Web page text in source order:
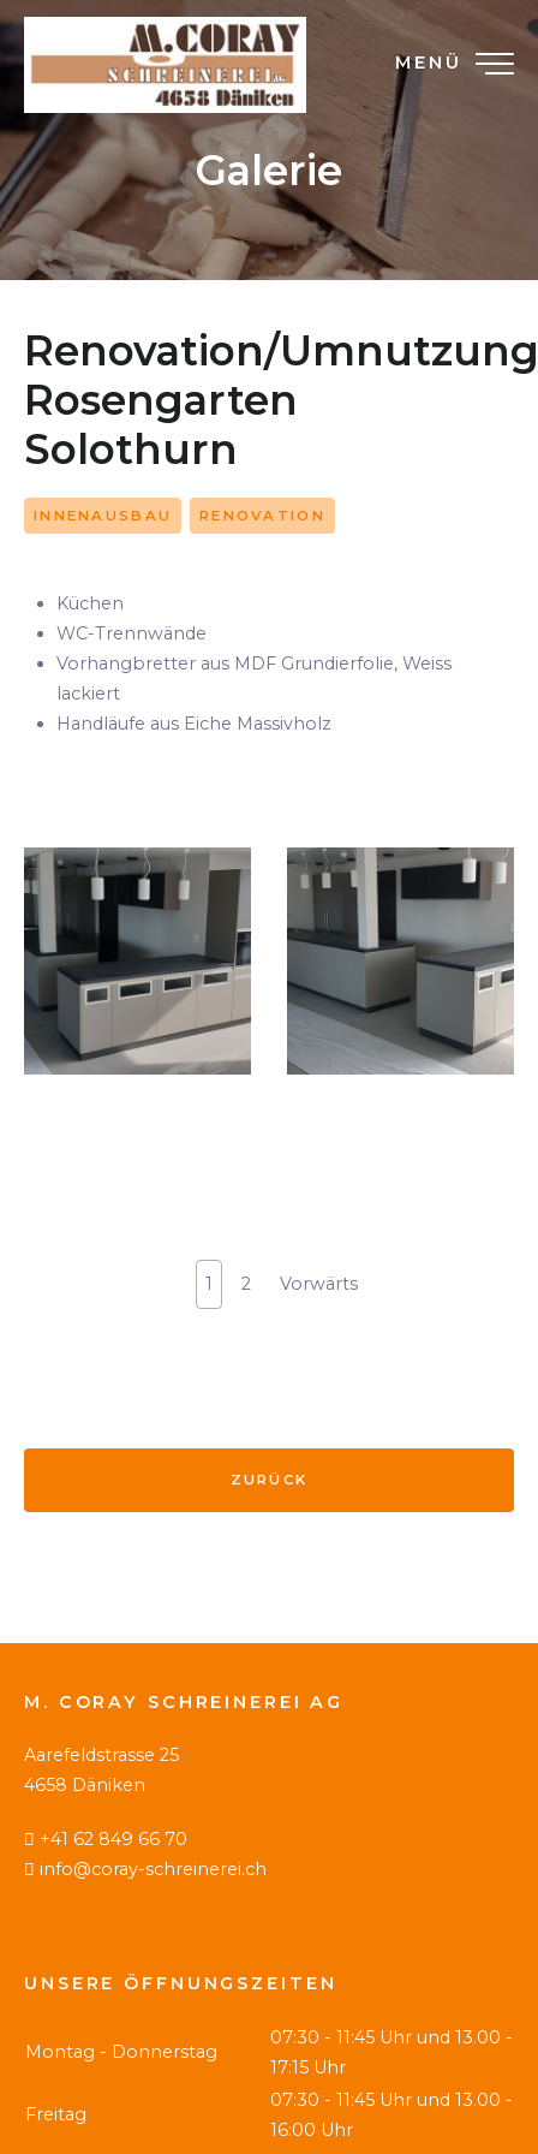
MENÜ
Galerie
Renovation/Umnutzung
Rosengarten
Solothurn
INNENAUSBAU RENOVATION
Küchen
WC-Trennwände
Vorhangbretter aus MDF Grundierfolie, Weiss
lackiert
Handläufe aus Eiche Massivholz
1 2 Vorwärts
ZURÜCK
M. CORAY SCHREINEREI AG
Aarefeldstrasse 25
4658 Däniken
+41 62 849 66 70
info@coray-schreinerei.ch
UNSERE ÖFFNUNGSZEITEN
Montag - Donnerstag
07:30 - 11:45 Uhr und 13.00 -
17:15 Uhr
Freitag
07:30 - 11:45 Uhr und 13.00 -
16:00 Uhr